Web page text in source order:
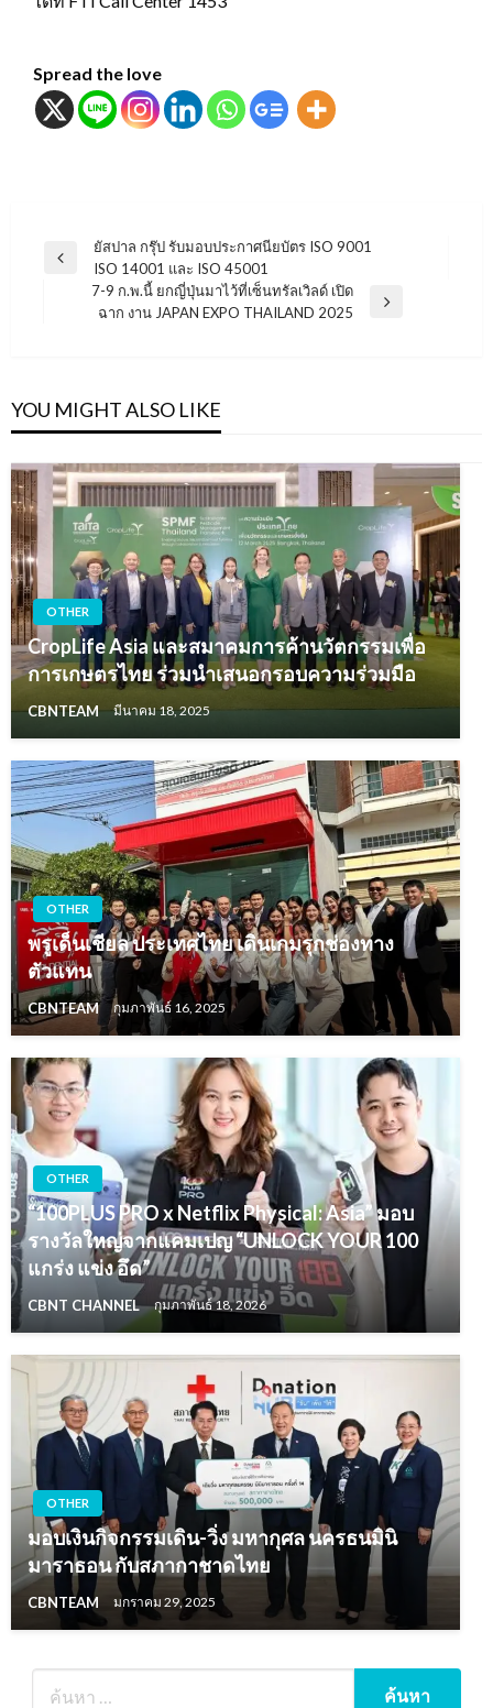
Spread the love
แนะแนว
Previous
ยัสปาล กรุ๊ป รับมอบประกาศนียบัตร ISO 9001
ISO 14001 และ ISO 45001
7-9 ก.พ.นี้ ยกญี่ปุ่นมาไว้ที่เซ็นทรัลเวิลด์ เปิด
ฉาก งาน JAPAN EXPO THAILAND 2025
YOU MIGHT ALSO LIKE
OTHER
CropLife Asia และสมาคมการค้านวัตกรรมเพื่อ
การเกษตรไทย ร่วมนำเสนอกรอบความร่วมมือ
CBNTEAM มีนาคม 18, 2025
OTHER
พรูเด็นเชียล ประเทศไทย เดินเกมรุกช่องทาง
ตัวแทน
CBNTEAM กุมภาพันธ์ 16, 2025
OTHER
“100PLUS PRO x Netflix Physical: Asia” มอบ
รางวัลใหญ่จากแคมเปญ “UNLOCK YOUR 100
แกร่ง แข่ง อึด”
CBNT CHANNEL กุมภาพันธ์ 18, 2026
OTHER
มอบเงินกิจกรรมเดิน-วิ่ง มหากุศล นครธนมินิ
มาราธอน กับสภากาชาดไทย
CBNTEAM มกราคม 29, 2025